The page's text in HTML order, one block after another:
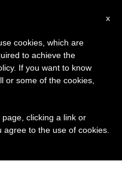
x
cookies, which are
to achieve the
If you want to know
or some of the cookies,
clicking a link or
to the use of cookies.